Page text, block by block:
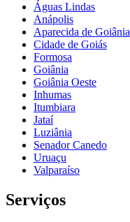
Águas Lindas
Anápolis
Aparecida de Goiânia
Cidade de Goiás
Formosa
Goiânia
Goiânia Oeste
Inhumas
Itumbiara
Jataí
Luziânia
Senador Canedo
Uruaçu
Valparaíso
Serviços